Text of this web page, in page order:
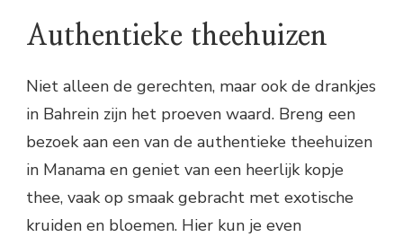
Authentieke theehuizen
Niet alleen de gerechten, maar ook de drankjes
in Bahrein zijn het proeven waard. Breng een
bezoek aan een van de authentieke theehuizen
in Manama en geniet van een heerlijk kopje
thee, vaak op smaak gebracht met exotische
kruiden en bloemen. Hier kun je even